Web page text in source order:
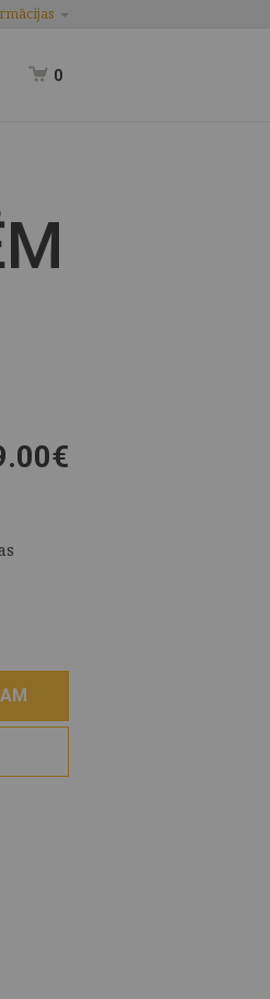
0
€